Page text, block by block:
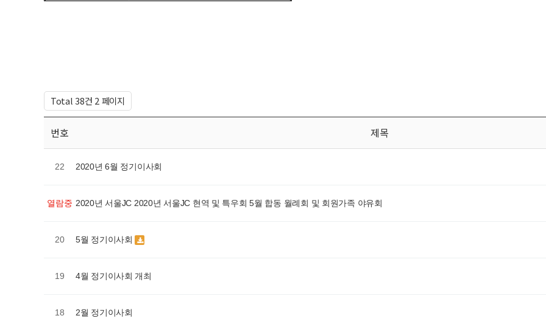
Total 38건 2 페이지
번호 제목
22 2020년 6월 정기이사회
열람중 2020년 서울JC 2020년 서울JC 현역 및 특우회 5월 합동 월례회 및 회원가족 야유회
20 5월 정기이사회
19 4월 정기이사회 개최
18 2월 정기이사회